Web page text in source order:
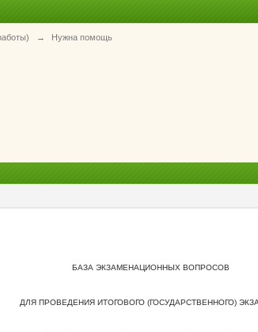
→ Нужна помощь
БАЗА ЭКЗАМЕНАЦИОННЫХ ВОПРОСОВ
ДЛЯ ПРОВЕДЕНИЯ ИТОГОВОГО (ГОСУДАРСТВЕННОГО)